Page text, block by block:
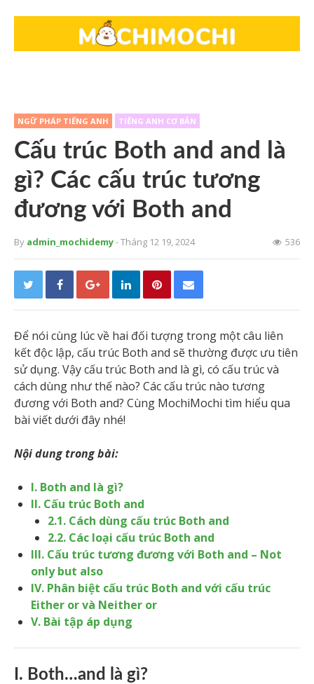
NGỮ PHÁP TIẾNG ANH TIẾNG ANH CƠ BẢN
Cấu trúc Both and and là
gì? Các cấu trúc tương
đương với Both and
By admin_mochidemy- Tháng 12 19, 2024 536
Để nói cùng lúc về hai đối tượng trong một câu liên
kết độc lập, cấu trúc Both and sẽ thường được ưu tiên
sử dụng. Vậy cấu trúc Both and là gì, có cấu trúc và
cách dùng như thế nào? Các cấu trúc nào tương
đương với Both and? Cùng MochiMochi tìm hiểu qua
bài viết dưới đây nhé!
Nội dung trong bài:
I. Both and là gì?
II. Cấu trúc Both and
2.1. Cách dùng cấu trúc Both and
2.2. Các loại cấu trúc Both and
III. Cấu trúc tương đương với Both and – Not
only but also
IV. Phân biệt cấu trúc Both and với cấu trúc
Either or và Neither or
V. Bài tập áp dụng
I. Both…and là gì?